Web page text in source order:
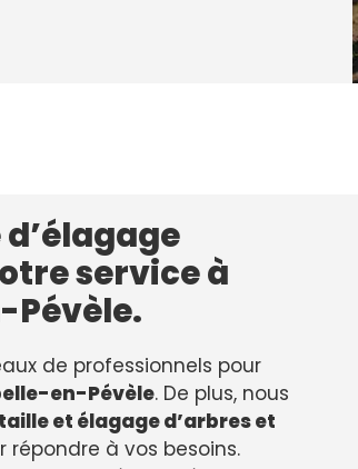
service à
Pévèle.
de professionnels pour
en-Pévèle. De plus, nous
et élagage d’arbres et
répondre à vos besoins.